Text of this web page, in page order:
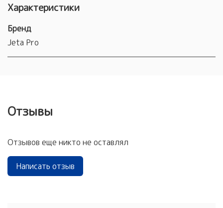
Характеристики
Бренд
Jeta Pro
Отзывы
Отзывов еще никто не оставлял
Написать отзыв